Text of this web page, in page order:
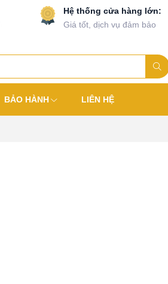
Hệ thống cửa hàng lớn:
Giá tốt, dịch vụ đảm bảo
BẢO HÀNH LIÊN HỆ